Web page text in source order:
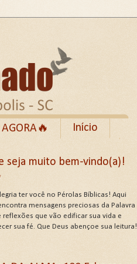
Início
ATRIBUTOS .
seja muito bem-vindo(a)!
ter você no Pérolas Bíblicas! Aqui
mensagens preciosas da Palavra
reflexões que vão edificar sua vida e
sua fé. Que Deus abençoe sua leitura!